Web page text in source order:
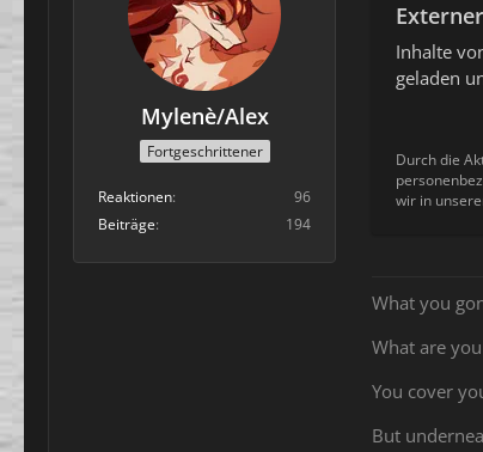
Mylenè/Alex
Fortgeschrittener
Reaktionen
96
Beiträge
194
Inhalte
geladen
Durch die
wir in
What you
What are
You cover
But